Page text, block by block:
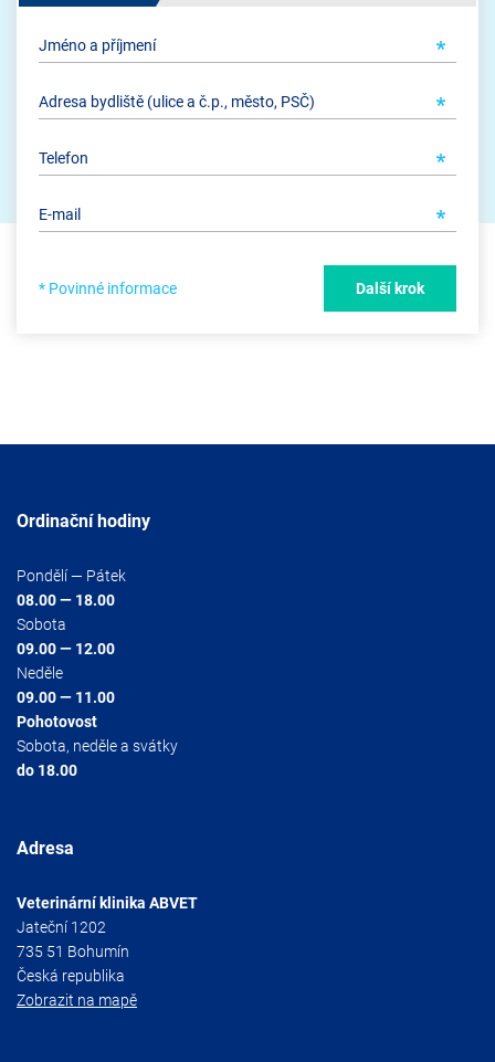
* Povinné informace Další krok
Ordinační hodiny
Pondělí — Pátek
08.00 — 18.00
Sobota
09.00 — 12.00
Neděle
09.00 — 11.00
Pohotovost
Sobota, neděle a svátky
do 18.00
Adresa
Veterinární klinika ABVET
Jateční 1202
735 51 Bohumín
Česká republika
Zobrazit na mapě